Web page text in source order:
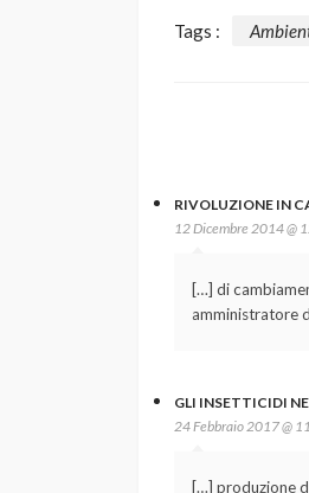
Tags :
RIVOLUZIONE IN
12 Dicembre 2014 @
[…] di
amministratore
GLI INSETTICIDI
24 Febbraio 2017 @
[…] produzione